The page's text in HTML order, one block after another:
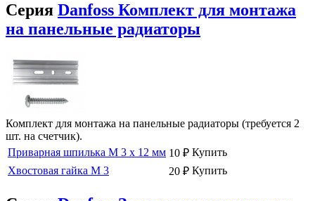
Серия Danfoss Комплект для монтажа
на панельные радиаторы
Комплект для монтажа на панельные радиаторы (требуется 2
шт. на счетчик).
Приварная шпилька М 3 х 12 мм 10 ₽ Купить
Хвостовая гайка М 3
20 ₽ Купить